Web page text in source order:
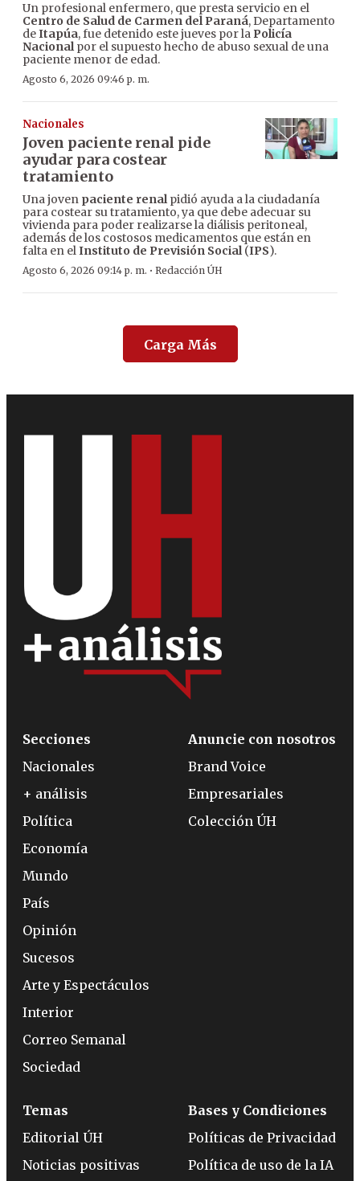
Un profesional enfermero, que presta servicio en el
Centro de Salud de Carmen del Paraná, Departamento
deItapúa, fue detenido este jueves por la Policía
Nacionalpor el supuesto hecho de abuso sexual de una
paciente menor de edad.
Agosto 6, 2026 09:46 p. m.
Nacionales
Joven paciente renal pide
ayudar para costear
tratamiento
Una joven paciente renalpidió ayuda a la ciudadanía
para costear su tratamiento, ya que debe adecuar su
vivienda para poder realizarse la diálisis peritoneal,
además de los costosos medicamentos que están en
falta en elInstituto de Previsión Social(IPS).
Agosto 6, 2026 09:14 p. m. · Redacción ÚH
Carga Más
Secciones
Nacionales
+ análisis
Política
Economía
Mundo
País
Opinión
Sucesos
Arte y Espectáculos
Interior
Correo Semanal
Sociedad
Anuncie con nosotros
Brand Voice
Empresariales
Colección ÚH
Temas
Editorial ÚH
Noticias positivas
Bases y Condiciones
Políticas de Privacidad
Política de uso de la IA